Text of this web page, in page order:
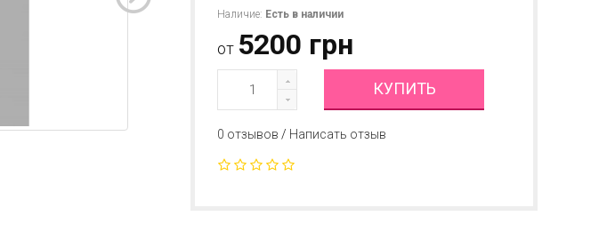
Наличие: Есть в наличии
от 5200 грн
КУПИТЬ
0 отзывов / Написать отзыв